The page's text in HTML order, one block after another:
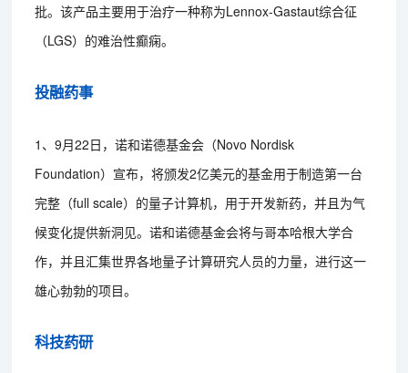
批。该产品主要用于治疗一种称为Lennox-Gastaut综合征
（LGS）的难治性癫痫。
投融药事
1、9月22日，诺和诺德基金会（Novo Nordisk
Foundation）宣布，将颁发2亿美元的基金用于制造第一台
完整（full scale）的量子计算机，用于开发新药，并且为气
候变化提供新洞见。诺和诺德基金会将与哥本哈根大学合
作，并且汇集世界各地量子计算研究人员的力量，进行这一
雄心勃勃的项目。
科技药研